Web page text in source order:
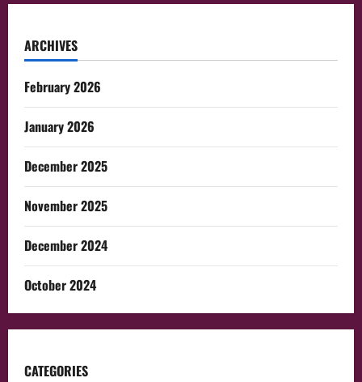
ARCHIVES
February 2026
January 2026
December 2025
November 2025
December 2024
October 2024
CATEGORIES